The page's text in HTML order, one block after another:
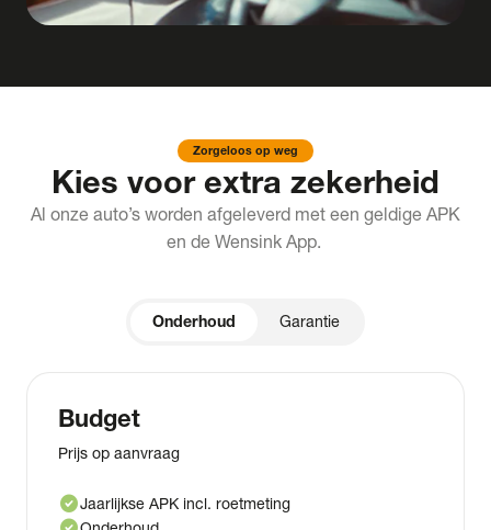
Zorgeloos op weg
Kies voor extra zekerheid
Al onze auto’s worden afgeleverd met een geldige APK
en de Wensink App.
Onderhoud Garantie
Budget
Prijs op aanvraag
check_circleJaarlijkse APK incl. roetmeting